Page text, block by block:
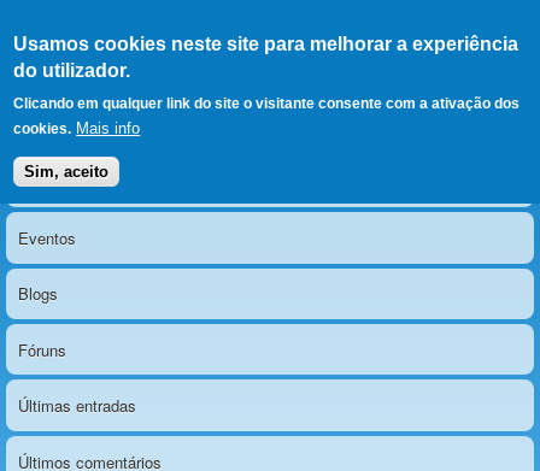
Usamos cookies neste site para melhorar a experiência
do utilizador.
Clicando em qualquer link do site o visitante consente com a ativação dos
cookies. Mais info
Sim, aceito
LERPARAVER , ir para a
página principal
O portal da visão diferente
Menu principal
Notícias
Eventos
Blogs
Fóruns
Últimas entradas
Últimos comentários